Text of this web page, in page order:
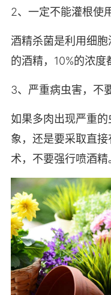
2、一定不能灌根使
酒精杀菌是利用细
的酒精，10%的浓度
3、严重病虫害，不
如果多肉出现严重
象，还是要采取直
术，不要强行喷酒精